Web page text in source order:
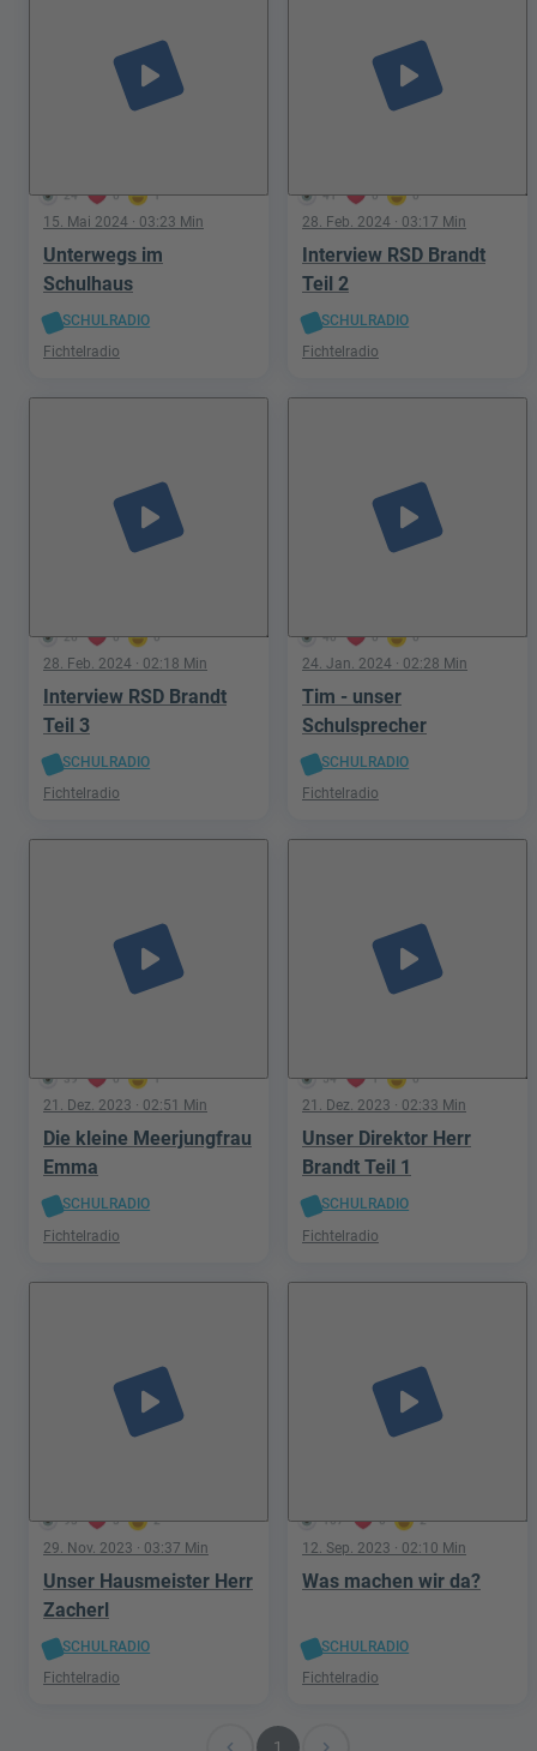
24 0 1
play_arrow
15. Mai 2024 · 03:23 Min
Unterwegs im
Schulhaus
SCHULRADIO
Fichtelradio
41 0 0
play_arrow
28. Feb. 2024 · 03:17 Min
Interview RSD Brandt
Teil 2
SCHULRADIO
Fichtelradio
26 0 0
play_arrow
28. Feb. 2024 · 02:18 Min
Interview RSD Brandt
Teil 3
SCHULRADIO
Fichtelradio
40 0 0
play_arrow
24. Jan. 2024 · 02:28 Min
Tim - unser
Schulsprecher
SCHULRADIO
Fichtelradio
39 0 1
play_arrow
21. Dez. 2023 · 02:51 Min
Die kleine Meerjungfrau
Emma
SCHULRADIO
Fichtelradio
54 1 0
play_arrow
21. Dez. 2023 · 02:33 Min
Unser Direktor Herr
Brandt Teil 1
SCHULRADIO
Fichtelradio
93 3 2
play_arrow
29. Nov. 2023 · 03:37 Min
Unser Hausmeister Herr
Zacherl
SCHULRADIO
Fichtelradio
107 0 2
play_arrow
12. Sep. 2023 · 02:10 Min
Was machen wir da?
SCHULRADIO
Fichtelradio